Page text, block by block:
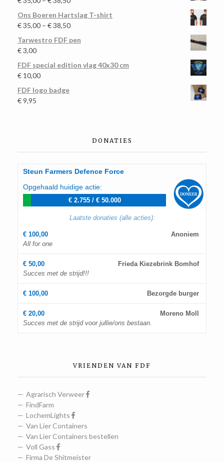
Ons Boeren Hartslag T-shirt
€35,00 – €38,50
Tarwestro FDF pen
€3,00
FDF special edition vlag 40x30 cm
€ 10,00
FDF logo badge
€9,95
DONATIES
Steun Farmers Defence Force
Opgehaald huidige actie:
€ 2.755/ € 50.000
Laatste donaties (alle acties):
Anoniem
€ 100,00
All for one
Frieda Kiezebrink Bomhof
€ 50,00
Succes met de strijd!!!
Bezorgde burger
€ 100,00
Moreno Moll
€ 20,00
Succes met de strijd voor jullie/ons bestaan.
VRIENDEN VAN FDF
Agrarisch Verweer
FindFarm
LochemLights
Van Lier Containers
Van Lier Containers bestellen
Voll Gass
Firma De Shitmeister